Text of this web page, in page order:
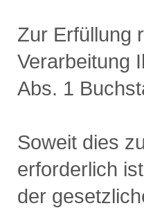
Zur Erfüllung
Verarbeitung
Abs. 1
Soweit dies
erforderlich
der